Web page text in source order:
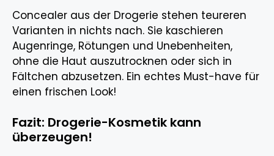
Concealer aus der Drogerie stehen teureren
Varianten in nichts nach. Sie kaschieren
Augenringe, Rötungen und Unebenheiten,
ohne die Haut auszutrocknen oder sich in
Fältchen abzusetzen. Ein echtes Must-have für
einen frischen Look!
Fazit: Drogerie-Kosmetik kann
überzeugen!